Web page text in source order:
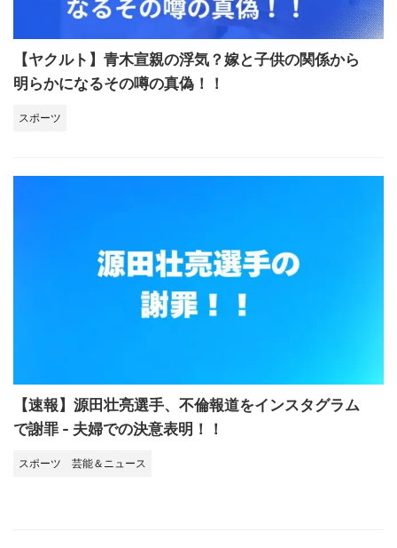
【ヤクルト】青木宣親の浮気？嫁と子供の関係から
明らかになるその噂の真偽！！
スポーツ
【速報】源田壮亮選手、不倫報道をインスタグラム
で謝罪 - 夫婦での決意表明！！
スポーツ 芸能＆ニュース